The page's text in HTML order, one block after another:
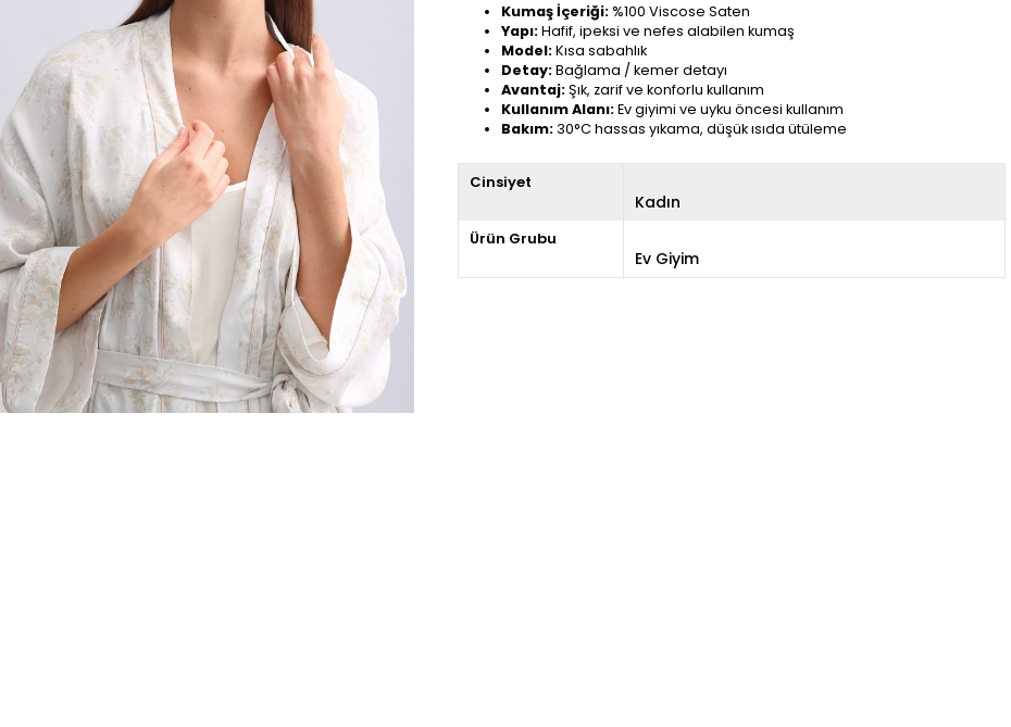
Kumaş İçeriği:%100 Viscose Saten
Yapı:Hafif, ipeksi ve nefes alabilen kumaş
Model:Kısa sabahlık
Detay:Bağlama / kemer detayı
Avantaj:Şık, zarif ve konforlu kullanım
Kullanım Alanı:Ev giyimi ve uyku öncesi kullanım
Bakım: 30°C hassas yıkama, düşük ısıda ütüleme
Cinsiyet
Kadın
Ürün Grubu
Ev Giyim